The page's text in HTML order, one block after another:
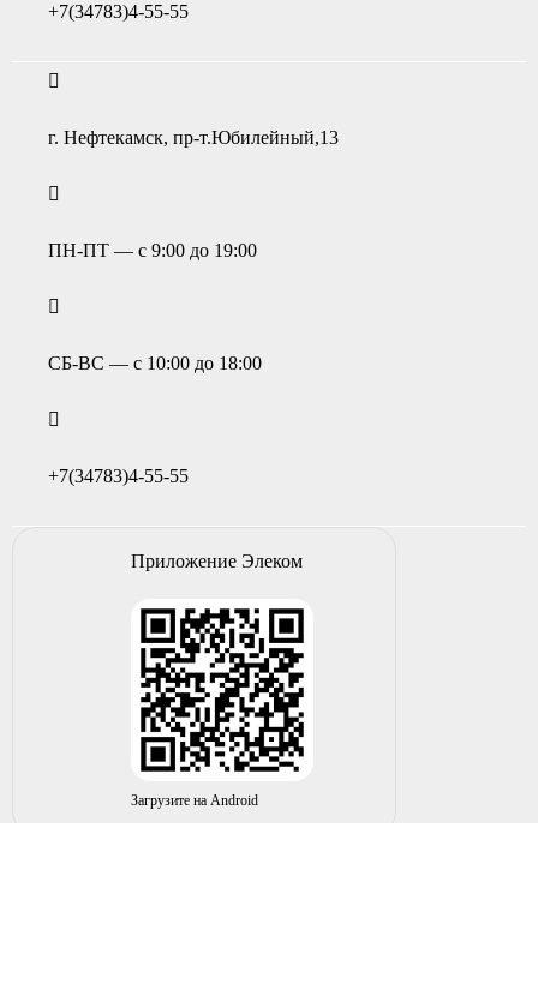
+7(34783)4-55-55
г. Нефтекамск, пр-т.Юбилейный,13
ПН-ПТ — с 9:00 до 19:00
СБ-ВС — с 10:00 до 18:00
+7(34783)4-55-55
Приложение Элеком
Загрузите на Android